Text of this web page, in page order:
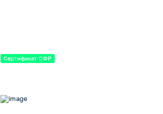
Сертификат СФР